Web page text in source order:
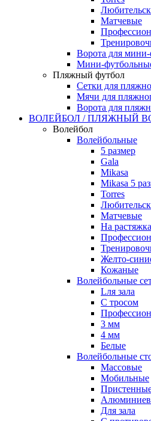
Матчевые
Ворота для мини-
Мини-
Пляжный футбол
Сетки для
Мячи для
Ворота для
ВОЛЕЙБОЛ / ПЛЯЖНЫЙ
Волейбол
Волейбольные
5 размер
Gala
Mikasa
Mikasa 5
Torres
Матчевые
На
Желто-
Кожаные
Волейбольные
Lля зала
C тросом
3 мм
4 мм
Белые
Волейбольные
Массовые
Мобильные
Для зала